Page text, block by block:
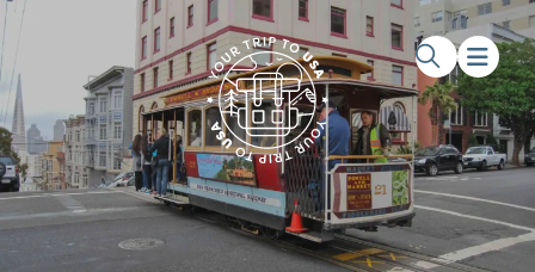
Saltar al contenido principal
Saltar al pie de página